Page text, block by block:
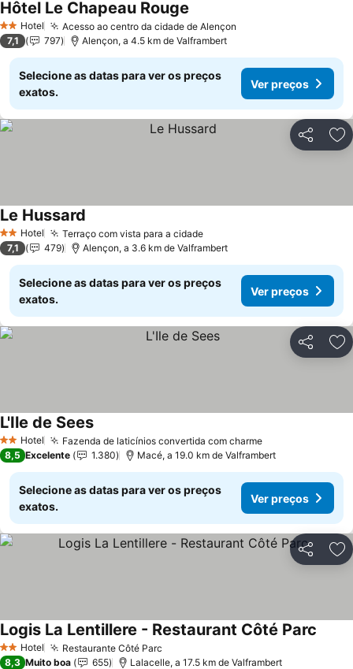
2 Estrelas
Hotel Acesso ao centro da cidade de Alençon
Hôtel Le Chapeau Rouge
7,1 797 Alençon, a 4.5 km de Valframbert
Selecione as datas para ver os preços
exatos.
Ver preços
Partilhar
2 Estrelas
Hotel Terraço com vista para a cidadeVer preços
Le Hussard
7,1 479 Alençon, a 3.6 km de Valframbert
Selecione as datas para ver os preços
exatos.
Ver preços
Partilhar
2 Estrelas
Hotel Fazenda de laticínios convertida com charmeVer preços
L'Ile de SeesVer preços
8,5 Excelente 1.380 Macé, a 19.0 km de Valframbert
Selecione as datas para ver os preços
exatos.
Ver preços
Partilhar
2 Estrelas
Hotel Restaurante Côté Parc
Logis La Lentillere - Restaurant Côté Parc
8,3 Muito boa 655 Lalacelle, a 17.5 km de Valframbert